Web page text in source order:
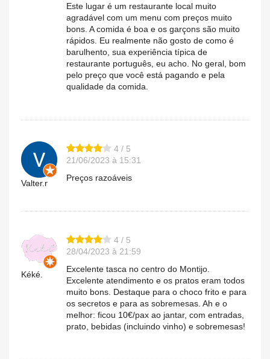
Este lugar é um restaurante local muito
agradável com um menu com preços muito
bons. A comida é boa e os garçons são muito
rápidos. Eu realmente não gosto de como é
barulhento, sua experiência típica de
restaurante português, eu acho. No geral, bom
pelo preço que você está pagando e pela
qualidade da comida.
Valter.r
4 / 5
21/06/2023 à 15:31
Preços razoáveis
Kéké.
4 / 5
28/04/2023 à 21:59
Excelente tasca no centro do Montijo.
Excelente atendimento e os pratos eram todos
muito bons. Destaque para o choco frito e para
os secretos e para as sobremesas. Ah e o
melhor: ficou 10€/pax ao jantar, com entradas,
prato, bebidas (incluindo vinho) e sobremesas!